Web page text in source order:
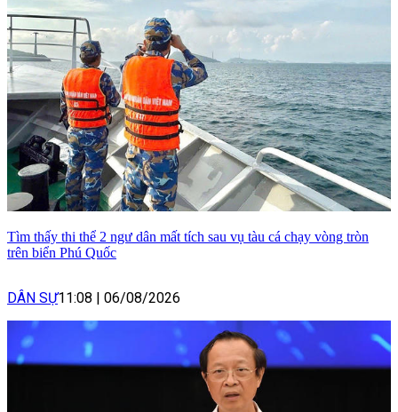
Tìm thấy thi thể 2 ngư dân mất tích sau vụ tàu cá chạy vòng tròn
trên biển Phú Quốc
DÂN SỰ11:08 | 06/08/2026